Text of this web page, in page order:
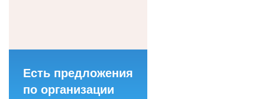
Есть предложения
по организации